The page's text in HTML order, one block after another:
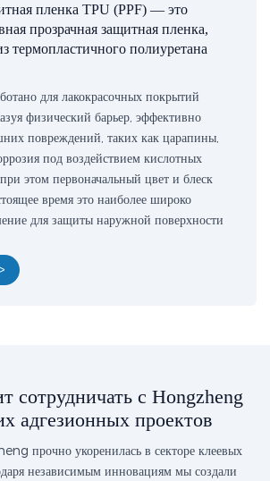
пленка TPU (PPF) — это
прозрачная защитная пленка,
термопластичного полиуретана
для лакокрасочных покрытий
физический барьер, эффективно
повреждений, таких как царапины,
под воздействием кислотных
этом первоначальный цвет и блеск
время это наиболее широко
для защиты наружной поверхности
сотрудничать с Hongzheng
адгезионных проектов
прочно укоренилась в секторе клеевых
независимым инновациям мы создали